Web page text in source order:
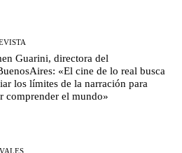
Guarini, directora del
«El cine de lo real busca
los límites de la narración para
comprender el mundo»